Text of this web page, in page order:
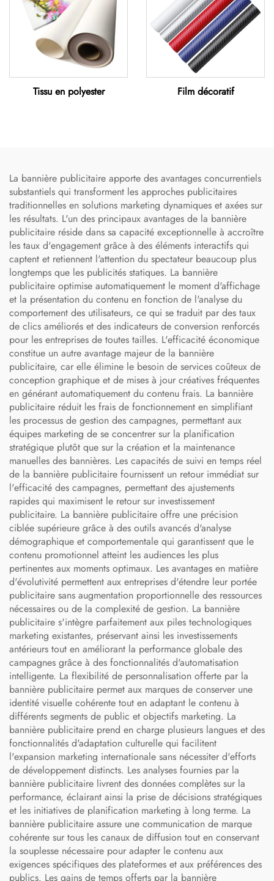
Tissu en polyester Film décoratif
La bannière publicitaire apporte des avantages concurrentiels
substantiels qui transforment les approches publicitaires
traditionnelles en solutions marketing dynamiques et axées sur
les résultats. L'un des principaux avantages de la bannière
publicitaire réside dans sa capacité exceptionnelle à accroître
les taux d'engagement grâce à des éléments interactifs qui
captent et retiennent l'attention du spectateur beaucoup plus
longtemps que les publicités statiques. La bannière
publicitaire optimise automatiquement le moment d'affichage
et la présentation du contenu en fonction de l'analyse du
comportement des utilisateurs, ce qui se traduit par des taux
de clics améliorés et des indicateurs de conversion renforcés
pour les entreprises de toutes tailles. L'efficacité économique
constitue un autre avantage majeur de la bannière
publicitaire, car elle élimine le besoin de services coûteux de
conception graphique et de mises à jour créatives fréquentes
en générant automatiquement du contenu frais. La bannière
publicitaire réduit les frais de fonctionnement en simplifiant
les processus de gestion des campagnes, permettant aux
équipes marketing de se concentrer sur la planification
stratégique plutôt que sur la création et la maintenance
manuelles des bannières. Les capacités de suivi en temps réel
de la bannière publicitaire fournissent un retour immédiat sur
l'efficacité des campagnes, permettant des ajustements
rapides qui maximisent le retour sur investissement
publicitaire. La bannière publicitaire offre une précision
ciblée supérieure grâce à des outils avancés d'analyse
démographique et comportementale qui garantissent que le
contenu promotionnel atteint les audiences les plus
pertinentes aux moments optimaux. Les avantages en matière
d'évolutivité permettent aux entreprises d'étendre leur portée
publicitaire sans augmentation proportionnelle des ressources
nécessaires ou de la complexité de gestion. La bannière
publicitaire s'intègre parfaitement aux piles technologiques
marketing existantes, préservant ainsi les investissements
antérieurs tout en améliorant la performance globale des
campagnes grâce à des fonctionnalités d'automatisation
intelligente. La flexibilité de personnalisation offerte par la
bannière publicitaire permet aux marques de conserver une
identité visuelle cohérente tout en adaptant le contenu à
différents segments de public et objectifs marketing. La
bannière publicitaire prend en charge plusieurs langues et des
fonctionnalités d'adaptation culturelle qui facilitent
l'expansion marketing internationale sans nécessiter d'efforts
de développement distincts. Les analyses fournies par la
bannière publicitaire livrent des données complètes sur la
performance, éclairant ainsi la prise de décisions stratégiques
et les initiatives de planification marketing à long terme. La
bannière publicitaire assure une communication de marque
cohérente sur tous les canaux de diffusion tout en conservant
la souplesse nécessaire pour adapter le contenu aux
exigences spécifiques des plateformes et aux préférences des
publics. Les gains de temps offerts par la bannière